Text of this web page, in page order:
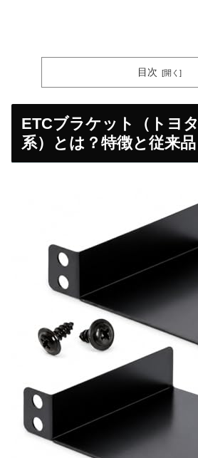
目次
ETCブラケット（トヨ
系）とは？特徴と従来